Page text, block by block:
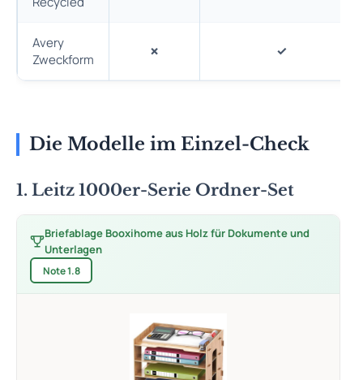
Avery
Zweckform
✗ ✓
Die Modelle im Einzel-Check
1. Leitz 1000er-Serie Ordner-Set
Briefablage Booxihome aus Holz für Dokumente und
Unterlagen
Note 1.8